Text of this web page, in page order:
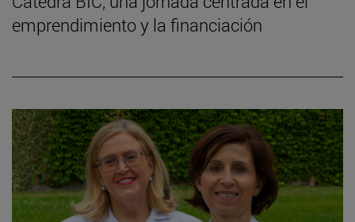
emprendimiento y la financiación